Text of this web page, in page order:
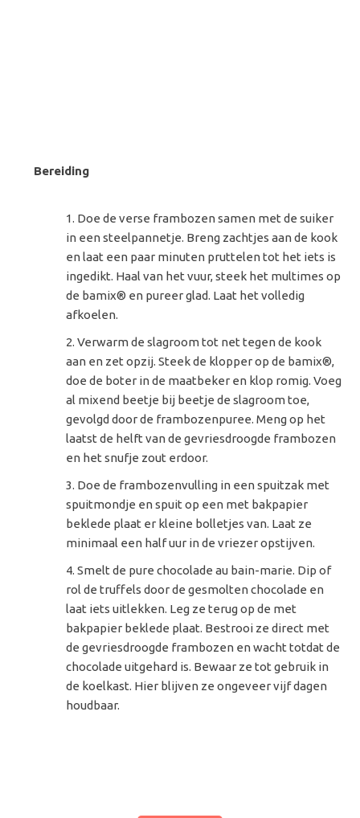
Bereiding
Doe de verse frambozen samen met de suiker
in een steelpannetje. Breng zachtjes aan de kook
en laat een paar minuten pruttelen tot het iets is
ingedikt. Haal van het vuur, steek het multimes op
de bamix® en pureer glad. Laat het volledig
afkoelen.
Verwarm de slagroom tot net tegen de kook
aan en zet opzij. Steek de klopper op de bamix®,
doe de boter in de maatbeker en klop romig. Voeg
al mixend beetje bij beetje de slagroom toe,
gevolgd door de frambozenpuree. Meng op het
laatst de helft van de gevriesdroogde frambozen
en het snufje zout erdoor.
Doe de frambozenvulling in een spuitzak met
spuitmondje en spuit op een met bakpapier
beklede plaat er kleine bolletjes van. Laat ze
minimaal een half uur in de vriezer opstijven.
Smelt de pure chocolade au bain-marie. Dip of
rol de truffels door de gesmolten chocolade en
laat iets uitlekken. Leg ze terug op de met
bakpapier beklede plaat. Bestrooi ze direct met
de gevriesdroogde frambozen en wacht totdat de
chocolade uitgehard is. Bewaar ze tot gebruik in
de koelkast. Hier blijven ze ongeveer vijf dagen
houdbaar.